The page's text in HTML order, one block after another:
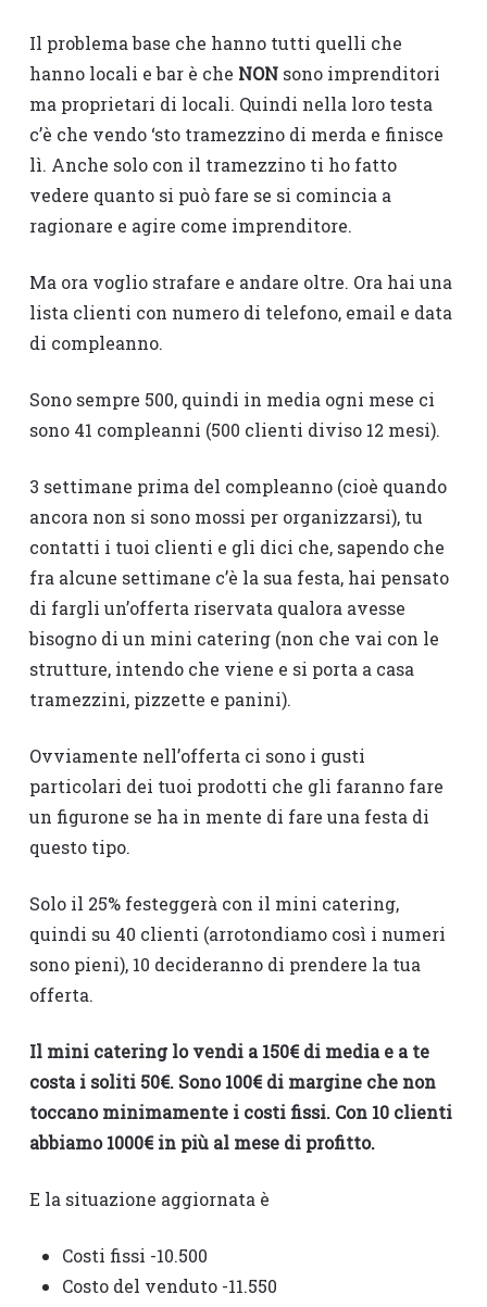
Il problema base che hanno tutti quelli che
hanno locali e bar è che NONsono imprenditori
ma proprietari di locali. Quindi nella loro testa
c’è che vendo ‘sto tramezzino di merda e finisce
lì. Anche solo con il tramezzino ti ho fatto
vedere quanto si può fare se si comincia a
ragionare e agire come imprenditore.
Ma ora voglio strafare e andare oltre. Ora hai una
lista clienti con numero di telefono, email e data
di compleanno.
Sono sempre 500, quindi in media ogni mese ci
sono 41 compleanni (500 clienti diviso 12 mesi).
3 settimane prima del compleanno (cioè quando
ancora non si sono mossi per organizzarsi), tu
contatti i tuoi clienti e gli dici che, sapendo che
fra alcune settimane c’è la sua festa, hai pensato
di fargli un’offerta riservata qualora avesse
bisogno di un mini catering (non che vai con le
strutture, intendo che viene e si porta a casa
tramezzini, pizzette e panini).
Ovviamente nell’offerta ci sono i gusti
particolari dei tuoi prodotti che gli faranno fare
un figurone se ha in mente di fare una festa di
questo tipo.
Solo il 25% festeggerà con il mini catering,
quindi su 40 clienti (arrotondiamo così i numeri
sono pieni), 10 decideranno di prendere la tua
offerta.
Il mini catering lo vendi a 150€ di media e a te
costa i soliti 50€. Sono 100€ di margine che non
toccano minimamente i costi fissi. Con 10 clienti
abbiamo 1000€ in più al mese di profitto.
E la situazione aggiornata è
Costi fissi -10.500
Costo del venduto -11.550